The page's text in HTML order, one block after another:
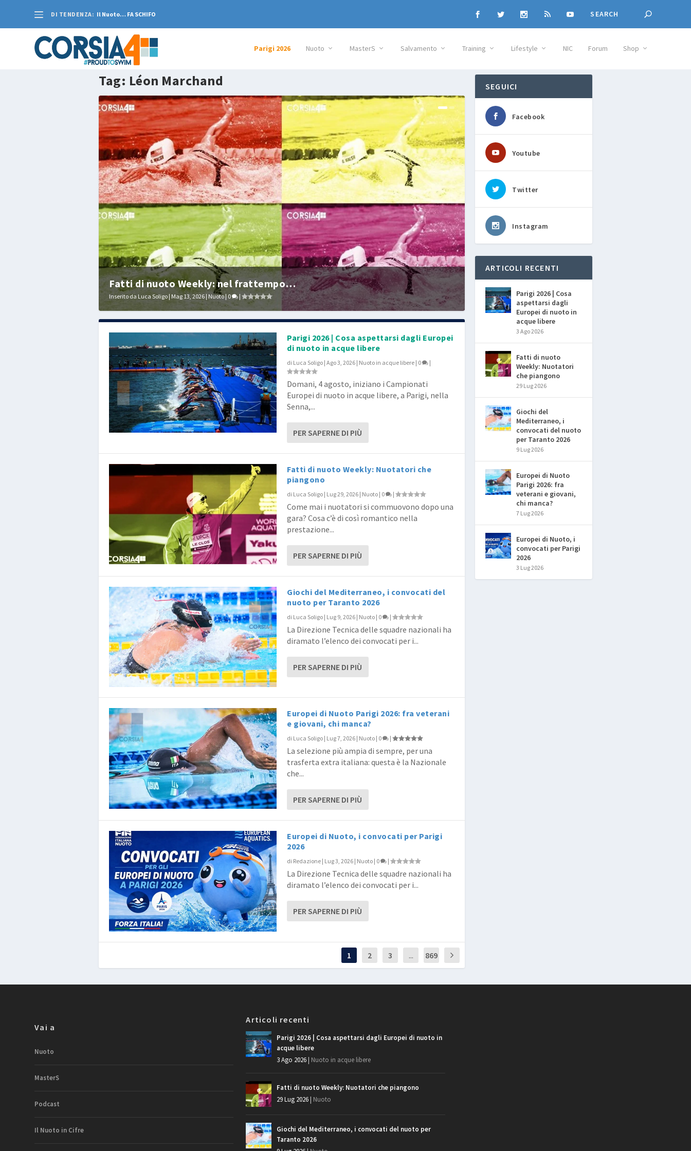
DI TENDENZA: Il Nuoto… FA SCHIFO
Parigi 2026 Nuoto MasterS Salvamento Training Lifestyle NIC Forum Shop
Tag: Léon Marchand
Fatti di nuoto Weekly: nel frattempo…
Inserito da Luca Soligo | Mag 13, 2026 | Nuoto| 0 |
Léon Marchand ambassador Speedo
Inserito da Dic 18, 2025|Nuoto|0 |
Parigi 2026 | Cosa aspettarsi dagli Europei
di nuoto in acque libere
di Luca Soligo | Ago 3, 2026 | Nuoto in acque libere | 0 |
Domani, 4 agosto, iniziano i Campionati
Europei di nuoto in acque libere, a Parigi, nella
Senna,...
PER SAPERNE DI PIÙ
Fatti di nuoto Weekly: Nuotatori che
piangono
di Luca Soligo | Lug 29, 2026 | Nuoto | 0 |
Come mai i nuotatori si commuovono dopo una
gara? Cosa c’è di così romantico nella
prestazione...
PER SAPERNE DI PIÙ
Giochi del Mediterraneo, i convocati del
nuoto per Taranto 2026
di Luca Soligo | Lug 9, 2026 | Nuoto | 0 |
La Direzione Tecnica delle squadre nazionali ha
diramato l’elenco dei convocati per i...
PER SAPERNE DI PIÙ
Europei di Nuoto Parigi 2026: fra veterani
e giovani, chi manca?
di Luca Soligo | Lug 7, 2026 | Nuoto | 0 |
La selezione più ampia di sempre, per una
trasferta extra italiana: questa è la Nazionale
che...
PER SAPERNE DI PIÙ
Europei di Nuoto, i convocati per Parigi
2026
di Redazione | Lug 3, 2026 | Nuoto | 0 |
La Direzione Tecnica delle squadre nazionali ha
diramato l’elenco dei convocati per i...
PER SAPERNE DI PIÙ
1 2 3 ... 869
SEGUICI
Facebook
Youtube
Twitter
Instagram
ARTICOLI RECENTI
Parigi 2026 | Cosa
aspettarsi dagli
Europei di nuoto in
acque libere
3 Ago 2026
Fatti di nuoto
Weekly: Nuotatori
che piangono
29 Lug 2026
Giochi del
Mediterraneo, i
convocati del nuoto
per Taranto 2026
9 Lug 2026
Europei di Nuoto
Parigi 2026: fra
veterani e giovani,
chi manca?
7 Lug 2026
Europei di Nuoto, i
convocati per Parigi
2026
3 Lug 2026
Vai a
Nuoto
MasterS
Podcast
Il Nuoto in Cifre
Articoli recenti
Parigi 2026 | Cosa aspettarsi dagli Europei di nuoto in
acque libere
3 Ago 2026| Nuoto in acque libere
Fatti di nuoto Weekly: Nuotatori che piangono
29 Lug 2026| Nuoto
Giochi del Mediterraneo, i convocati del nuoto per
Taranto 2026